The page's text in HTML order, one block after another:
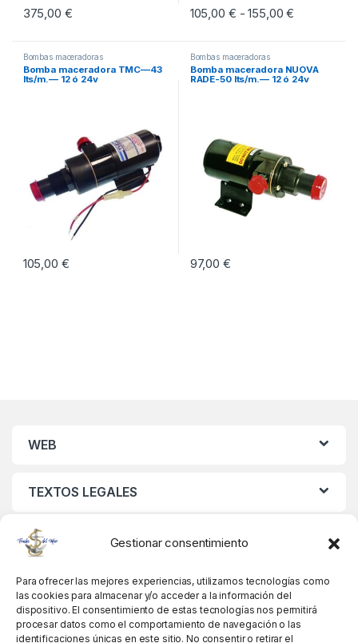
Gestionar consentimiento
Para ofrecer las mejores experiencias, utilizamos tecnologías como
las cookies para almacenar y/o acceder a la información del
dispositivo. El consentimiento de estas tecnologías nos permitirá
procesar datos como el comportamiento de navegación o las
identificaciones únicas en este sitio. No consentir o retirar el
375,00 € 105,00 € - 155,00€
Este producto tiene múltiples
Bombas maceradoras
Bomba maceradora TMC—43
lts/m.— 12 ó 24v
105,00 €
Bombas maceradoras
Bomba maceradora NUOVA
RADE-50 lts/m.— 12 ó 24v
97,00 €
WEB
TEXTOS LEGALES
MIS DATOS